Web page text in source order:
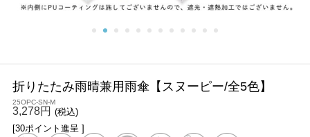
折りたたみ雨晴兼用雨傘【スヌーピー/全5色】
25OPC-SN-M
3,278円 (税込)
[30ポイント進呈 ]